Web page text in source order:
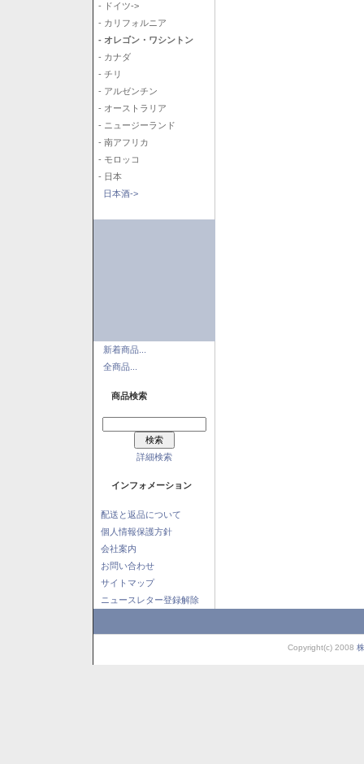
- ドイツ->
- カリフォルニア
- オレゴン・ワシントン
- カナダ
- チリ
- アルゼンチン
- オーストラリア
- ニュージーランド
- 南アフリカ
- モロッコ
- 日本
日本酒->
新着商品...
全商品...
商品検索
詳細検索
インフォメーション
配送と返品について
個人情報保護方針
会社案内
お問い合わせ
サイトマップ
ニュースレター登録解除
Copyright(c) 2008